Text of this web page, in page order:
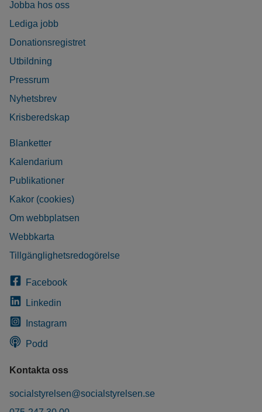
Jobba hos oss
Lediga jobb
Donationsregistret
Utbildning
Pressrum
Nyhetsbrev
Krisberedskap
Blanketter
Kalendarium
Publikationer
Kakor (cookies)
Om webbplatsen
Webbkarta
Tillgänglighetsredogörelse
Facebook
Linkedin
Instagram
Podd
Kontakta oss
socialstyrelsen@socialstyrelsen.se